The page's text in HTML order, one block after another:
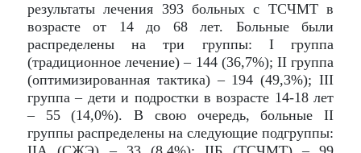
результаты лечения 393 больных с ТСЧМТ в
возрасте от 14 до 68 лет. Больные были
распределены на три группы: I группа
(традиционное лечение) – 144 (36,7%); II группа
(оптимизированная тактика) – 194 (49,3%); III
группа – дети и подростки в возрасте 14-18 лет
– 55 (14,0%). В свою очередь, больные II
группы распределены на следующие подгруппы: